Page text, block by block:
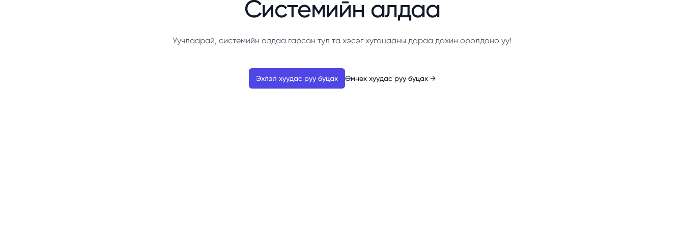
Системийн алдаа
Уучлаарай, системийн алдаа гарсан тул та хэсэг хугацааны дараа дахин оролдоно уу!
Эхлэл хуудас руу буцах Өмнөх хуудас руу буцах →